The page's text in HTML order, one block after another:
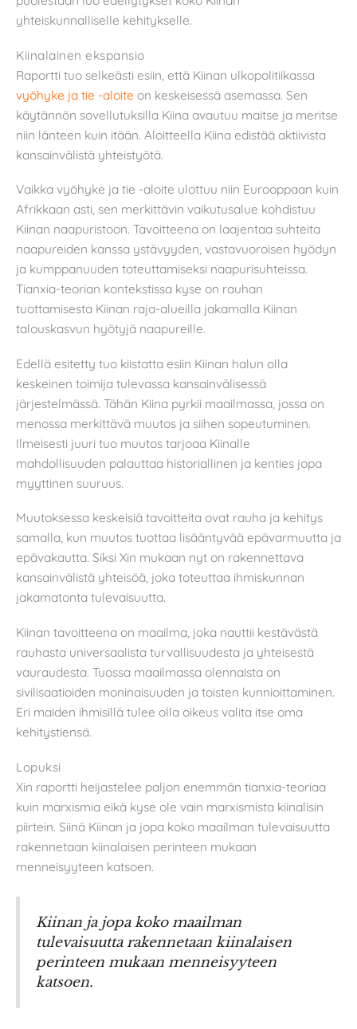
yhteiskunnalliselle kehitykselle.
Kiinalainen ekspansio
Raportti tuo selkeästi esiin, että Kiinan ulkopolitiikassa
vyöhyke ja tie -aloite on keskeisessä asemassa. Sen
käytännön sovellutuksilla Kiina avautuu maitse ja meritse
niin länteen kuin itään. Aloitteella Kiina edistää aktiivista
kansainvälistä yhteistyötä.
Vaikka vyöhyke ja tie -aloite ulottuu niin Eurooppaan kuin
Afrikkaan asti, sen merkittävin vaikutusalue kohdistuu
Kiinan naapuristoon. Tavoitteena on laajentaa suhteita
naapureiden kanssa ystävyyden, vastavuoroisen hyödyn
ja kumppanuuden toteuttamiseksi naapurisuhteissa.
Tianxia-teorian kontekstissa kyse on rauhan
tuottamisesta Kiinan raja-alueilla jakamalla Kiinan
talouskasvun hyötyjä naapureille.
Edellä esitetty tuo kiistatta esiin Kiinan halun olla
keskeinen toimija tulevassa kansainvälisessä
järjestelmässä. Tähän Kiina pyrkii maailmassa, jossa on
menossa merkittävä muutos ja siihen sopeutuminen.
Ilmeisesti juuri tuo muutos tarjoaa Kiinalle
mahdollisuuden palauttaa historiallinen ja kenties jopa
myyttinen suuruus.
Muutoksessa keskeisiä tavoitteita ovat rauha ja kehitys
samalla, kun muutos tuottaa lisääntyvää epävarmuutta ja
epävakautta. Siksi Xin mukaan nyt on rakennettava
kansainvälistä yhteisöä, joka toteuttaa ihmiskunnan
jakamatonta tulevaisuutta.
Kiinan tavoitteena on maailma, joka nauttii kestävästä
rauhasta universaalista turvallisuudesta ja yhteisestä
vauraudesta. Tuossa maailmassa olennaista on
sivilisaatioiden moninaisuuden ja toisten kunnioittaminen.
Eri maiden ihmisillä tulee olla oikeus valita itse oma
kehitystiensä.
Lopuksi
Xin raportti heijastelee paljon enemmän tianxia-teoriaa
kuin marxismia eikä kyse ole vain marxismista kiinalisin
piirtein. Siinä Kiinan ja jopa koko maailman tulevaisuutta
rakennetaan kiinalaisen perinteen mukaan
menneisyyteen katsoen.
Kiinan ja jopa koko maailman
tulevaisuutta rakennetaan kiinalaisen
perinteen mukaan menneisyyteen
katsoen.